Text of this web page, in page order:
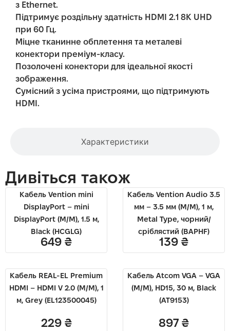
Характеристики
з Ethernet.
Підтримує роздільну здатність HDMI 2.1 8K UHD
при 60 Гц.
Міцне тканинне обплетення та металеві
конектори преміум-класу.
Позолочені конектори для ідеальної якості
зображення.
Сумісний з усіма пристроями, що підтримують
HDMI.
Дивіться також
Кабель Vention mini
DisplayPort – mini
DisplayPort (M/M), 1.5 м,
Black (HCGLG)
649 ₴
Кабель Vention Audio 3.5
мм – 3.5 мм (M/M), 1 м,
Metal Type, чорний/
сріблястий (BAPHF)
139 ₴
Кабель REAL-EL Premium
HDMI – HDMI V 2.0 (M/M), 1
м, Grey (EL123500045)
229 ₴
Кабель Atcom VGA – VGA
(M/M), HD15, 30 м, Black
(AT9153)
897 ₴